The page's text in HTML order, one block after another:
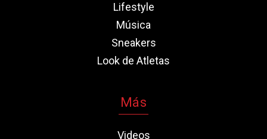
Lifestyle
Música
Sneakers
Look de Atletas
Más
Videos